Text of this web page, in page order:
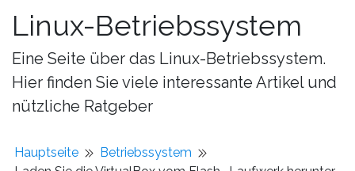
Linux-Betriebssystem
Eine Seite über das Linux-Betriebssystem.
Hier finden Sie viele interessante Artikel und
nützliche Ratgeber
Hauptseite
Betriebssystem